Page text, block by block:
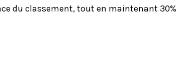
du classement, tout en maintenant 30%